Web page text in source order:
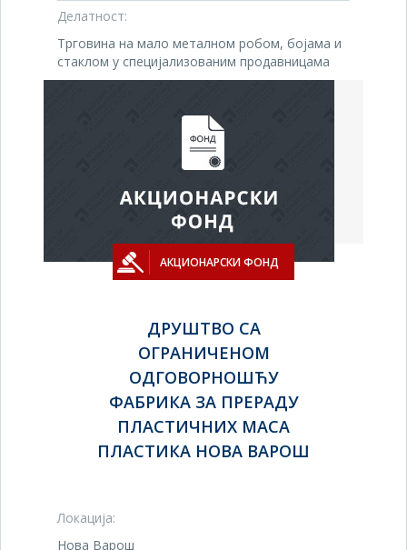
Делатност:
Трговина на мало металном робом, бојама и
стаклом у специјализованим продавницама
АКЦИОНАРСКИ ФОНД
ДРУШТВО СА
ОГРАНИЧЕНОМ
ОДГОВОРНОШЋУ
ФАБРИКА ЗА ПРЕРАДУ
ПЛАСТИЧНИХ МАСА
ПЛАСТИКА НОВА ВАРОШ
Локација:
Нова Варош